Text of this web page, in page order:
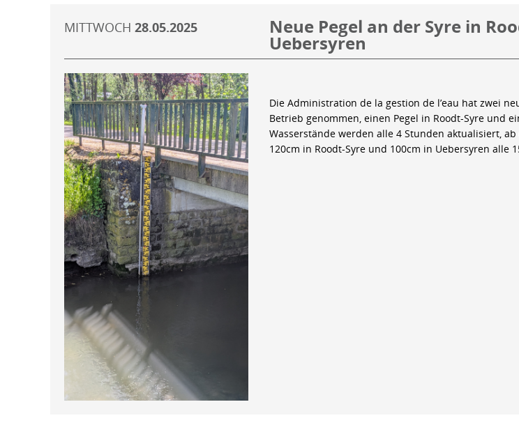
MITTWOCH 28.05.2025 Neue Pegel an der Syre in
Uebersyren
Die Administration de la gestion de l’eau hat zwei
Betrieb genommen, einen Pegel in Roodt-Syre und
Wasserstände werden alle 4 Stunden aktualisiert,
120cm in Roodt-Syre und 100cm in Uebersyren alle